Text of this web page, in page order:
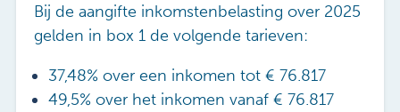
Bij de aangifte inkomstenbelasting over 2025
gelden in box 1 de volgende tarieven:
37,48% over een inkomen tot € 76.817
49,5% over het inkomen vanaf € 76.817